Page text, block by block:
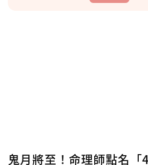
鬼月將至！命理師點名「